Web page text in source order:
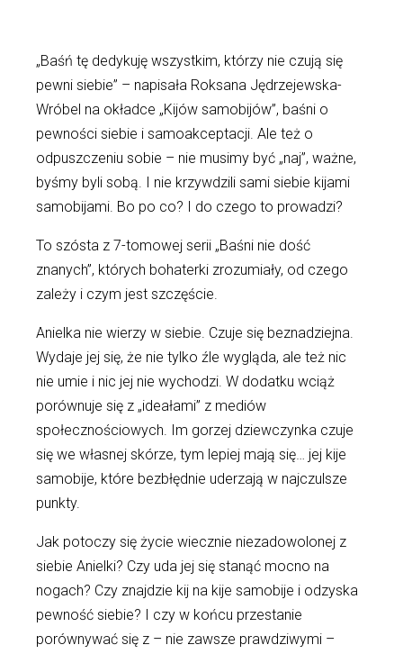
„Baśń tę dedykuję wszystkim, którzy nie czują się
pewni siebie” – napisała Roksana Jędrzejewska-
Wróbel na okładce „Kijów samobijów”, baśni o
pewności siebie i samoakceptacji. Ale też o
odpuszczeniu sobie – nie musimy być „naj”, ważne,
byśmy byli sobą. I nie krzywdzili sami siebie kijami
samobijami. Bo po co? I do czego to prowadzi?
To szósta z 7-tomowej serii „Baśni nie dość
znanych”, których bohaterki zrozumiały, od czego
zależy i czym jest szczęście.
Anielka nie wierzy w siebie. Czuje się beznadziejna.
Wydaje jej się, że nie tylko źle wygląda, ale też nic
nie umie i nic jej nie wychodzi. W dodatku wciąż
porównuje się z „ideałami” z mediów
społecznościowych. Im gorzej dziewczynka czuje
się we własnej skórze, tym lepiej mają się… jej kije
samobije, które bezbłędnie uderzają w najczulsze
punkty.
Jak potoczy się życie wiecznie niezadowolonej z
siebie Anielki? Czy uda jej się stanąć mocno na
nogach? Czy znajdzie kij na kije samobije i odzyska
pewność siebie? I czy w końcu przestanie
porównywać się z – nie zawsze prawdziwymi –